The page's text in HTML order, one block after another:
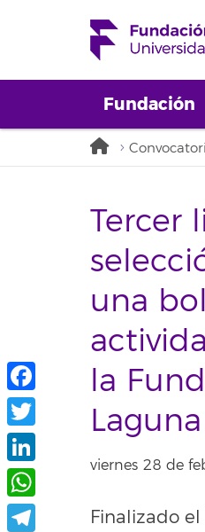
Fundación
Tercer
una
la
viernes 28 de
Finalizado
Facebook
Twitter
LinkedIn
WhatsApp